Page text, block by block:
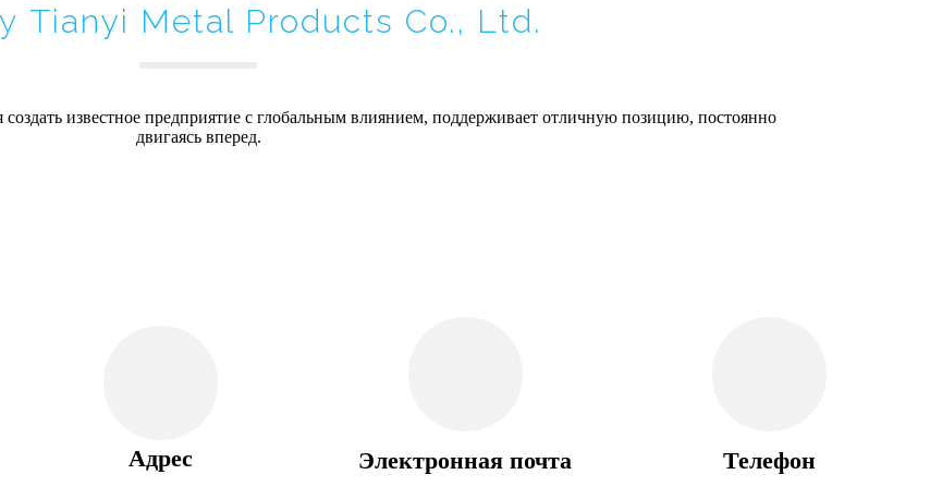
Tianyi Metal Products Co., Ltd.
известное предприятие с глобальным влиянием, поддерживает отличную позицию, постоянно
двигаясь вперед.
Адрес Электронная почта Телефон